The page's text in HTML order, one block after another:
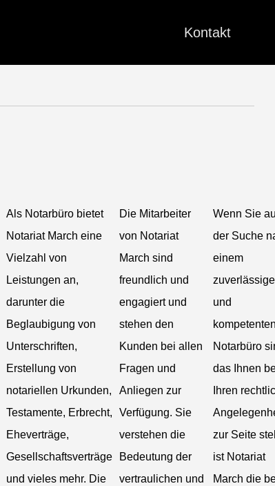
Kontakt
Als Notarbüro bietet
Notariat March eine
Vielzahl von
Leistungen an,
darunter die
Beglaubigung von
Unterschriften,
Erstellung von
notariellen Urkunden,
Testamente, Erbrecht,
Eheverträge,
Gesellschaftsverträge
und vieles mehr. Die
Die Mitarbeiter
von Notariat
March sind
freundlich und
engagiert und
stehen den
Kunden bei allen
Fragen und
Anliegen zur
Verfügung. Sie
verstehen die
Bedeutung der
vertraulichen und
Wenn Sie
der Suche
einem
und
Notarbüro
das Ihnen
Ihren
zur Seite
ist Notariat
March die